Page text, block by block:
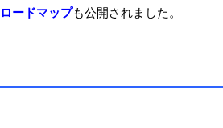
ロードマップも公開されました。